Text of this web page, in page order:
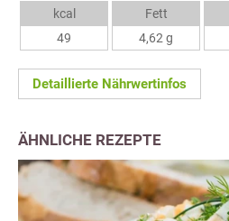
kcal
49
Fett
4,62 g
Detaillierte Nährwertinfos
ÄHNLICHE REZEPTE